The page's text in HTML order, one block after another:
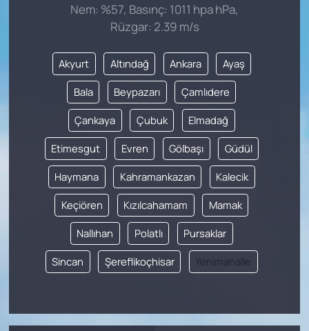
Nem: %57, Basınç: 1011 hpa hPa,
Rüzgar: 2.39 m/s
Akyurt Altındağ Ankara Ayaş
Bala Beypazarı Çamlıdere
Çankaya Çubuk Elmadağ
Etimesgut Evren Gölbaşı Güdül
Haymana Kahramankazan Kalecik
Keçiören Kızılcahamam Mamak
Nallıhan Polatlı Pursaklar
Sincan Şereflikoçhisar Yenimahalle